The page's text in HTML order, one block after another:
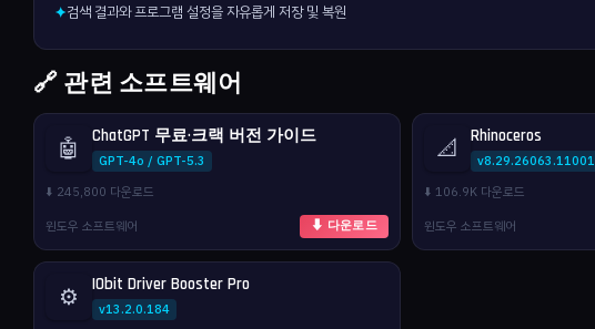
✦검색 결과와 프로그램 설정을 자유롭게 저장 및 복원
🔗 관련 소프트웨어
🤖 ChatGPT 무료·크랙 버전 가이드
GPT-4o / GPT-5.3
⬇️ 245,800 다운로드
윈도우 소프트웨어
⬇ 다운로드
📐 Rhinoceros
v8.29.26063.11001
⬇️ 106.9K 다운로드
윈도우 소프트웨어
⚙️ IObit Driver Booster Pro
v13.2.0.184